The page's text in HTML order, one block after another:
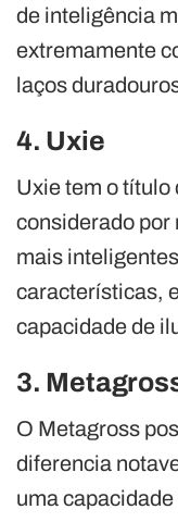
de inteligência
extremamente
laços
4. Uxie
Uxie tem o título
considerado por
mais
características,
capacidade de
3.
O Metagross
diferencia
uma